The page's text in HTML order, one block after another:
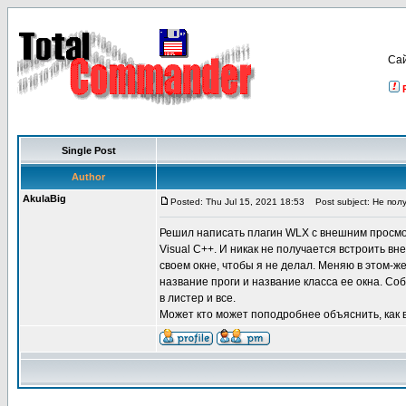
Single Post
Author
AkulaBig
Posted: Thu Jul 15, 2021 18:53 Post subject: Не
Решил написать плагин WLX с внешним
Visual C++. И никак не получается встроить
своем окне, чтобы я не делал. Меняю в этом-
название проги и название класса ее окна.
в листер и все.
Может кто может поподробнее объяснить, как